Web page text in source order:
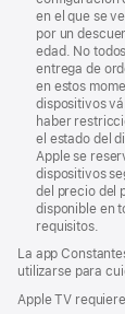
en el que se
por un
edad. No
entrega de
en estos
dispositivos
haber
el estado del
Apple se
dispositivos
del precio del
disponible en
requisitos.
La app
utilizarse para
Apple TV